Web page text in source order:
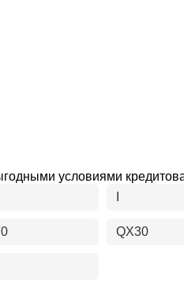
условиями
QX30